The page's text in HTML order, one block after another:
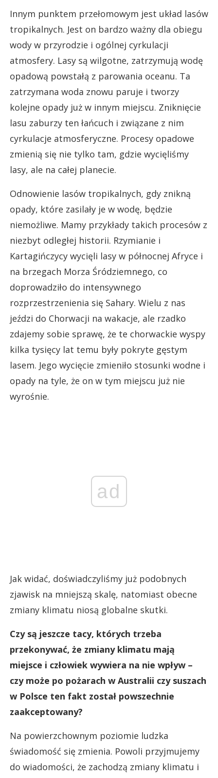
Innym punktem przełomowym jest układ lasów
tropikalnych. Jest on bardzo ważny dla obiegu
wody w przyrodzie i ogólnej cyrkulacji
atmosfery. Lasy są wilgotne, zatrzymują wodę
opadową powstałą z parowania oceanu. Ta
zatrzymana woda znowu paruje i tworzy
kolejne opady już w innym miejscu. Zniknięcie
lasu zaburzy ten łańcuch i związane z nim
cyrkulacje atmosferyczne. Procesy opadowe
zmienią się nie tylko tam, gdzie wycięliśmy
lasy, ale na całej planecie.
Odnowienie lasów tropikalnych, gdy znikną
opady, które zasilały je w wodę, będzie
niemożliwe. Mamy przykłady takich procesów z
niezbyt odległej historii. Rzymianie i
Kartagińczycy wycięli lasy w północnej Afryce i
na brzegach Morza Śródziemnego, co
doprowadziło do intensywnego
rozprzestrzenienia się Sahary. Wielu z nas
jeździ do Chorwacji na wakacje, ale rzadko
zdajemy sobie sprawę, że te chorwackie wyspy
kilka tysięcy lat temu były pokryte gęstym
lasem. Jego wycięcie zmieniło stosunki wodne i
opady na tyle, że on w tym miejscu już nie
wyrośnie.
ad
Jak widać, doświadczyliśmy już podobnych
zjawisk na mniejszą skalę, natomiast obecne
zmiany klimatu niosą globalne skutki.
Czy są jeszcze tacy, których trzeba
przekonywać, że zmiany klimatu mają
miejsce i człowiek wywiera na nie wpływ –
czy może po pożarach w Australii czy suszach
w Polsce ten fakt został powszechnie
zaakceptowany?
Na powierzchownym poziomie ludzka
świadomość się zmienia. Powoli przyjmujemy
do wiadomości, że zachodzą zmiany klimatu i